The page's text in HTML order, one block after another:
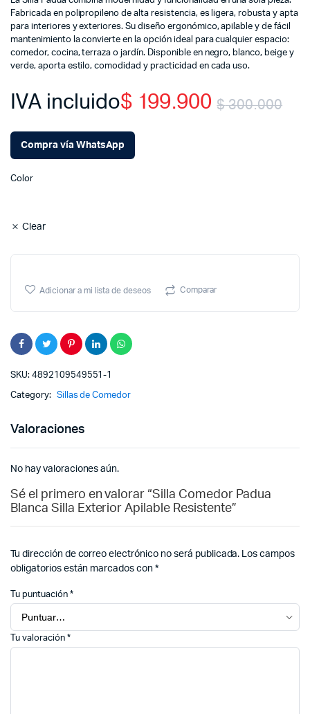
Fabricada en polipropileno de alta resistencia, es ligera, robusta y apta
para interiores y exteriores. Su diseño ergonómico, apilable y de fácil
mantenimiento la convierte en la opción ideal para cualquier espacio:
comedor, cocina, terraza o jardín. Disponible en negro, blanco, beige y
verde, aporta estilo, comodidad y practicidad en cada uso.
$300.000
$199.900
IVA incluido
Compra vía WhatsApp
Color
Clear
Adicionar a mi lista de deseos Comparar
SKU: 4892109549551-1
Category: Sillas de Comedor
Valoraciones
No hay valoraciones aún.
Sé el primero en valorar “Silla Comedor Padua
Blanca Silla Exterior Apilable Resistente”
Tu dirección de correo electrónico no será publicada. Los campos
obligatorios están marcados con*
Tu puntuación *
Tu valoración *